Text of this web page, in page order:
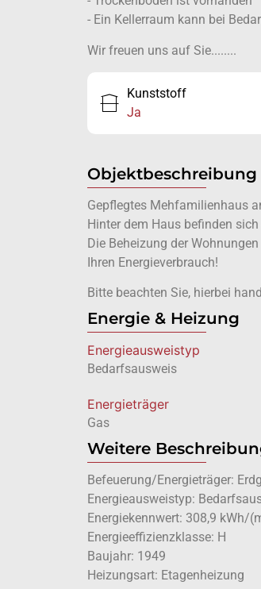
- Ein Kellerraum kann bei
Wir freuen uns auf Sie........
Kunststoff
Ja
Objektbeschreibung
Gepflegtes Mehfamilienhaus
Hinter dem Haus befinden
Die Beheizung der
Ihren Energieverbrauch!
Bitte beachten Sie, hierbei
Energie & Heizung
Energie­ausweistyp
Bedarfsausweis
Energieträger
Gas
Weitere
Befeuerung/Energieträger:
Energieausweistyp:
Energiekennwert: 308,9 kWh/
Energieeffizienzklasse: H
Baujahr: 1949
Heizungsart: Etagenheizung